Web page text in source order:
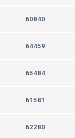
60840
64459
65484
61581
62280